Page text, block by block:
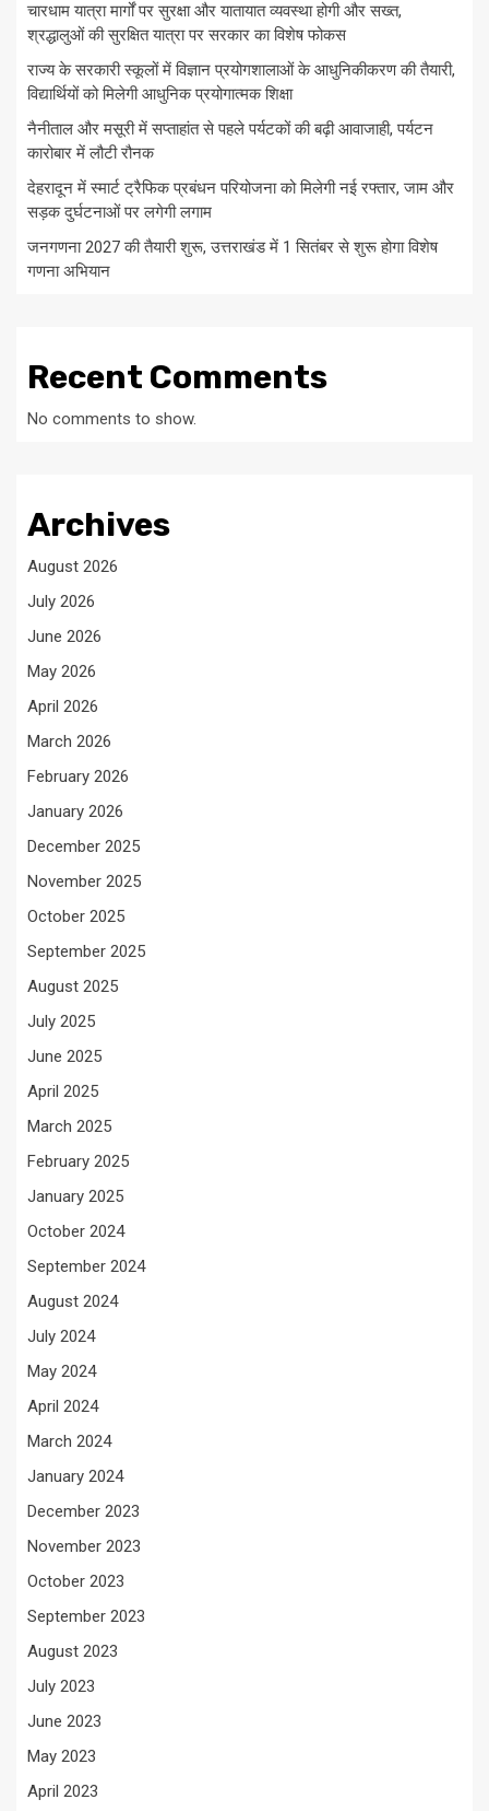
चारधाम यात्रा मार्गों पर सुरक्षा और यातायात व्यवस्था होगी और सख्त,
श्रद्धालुओं की सुरक्षित यात्रा पर सरकार का विशेष फोकस
राज्य के सरकारी स्कूलों में विज्ञान प्रयोगशालाओं के आधुनिकीकरण की तैयारी,
विद्यार्थियों को मिलेगी आधुनिक प्रयोगात्मक शिक्षा
नैनीताल और मसूरी में सप्ताहांत से पहले पर्यटकों की बढ़ी आवाजाही, पर्यटन
कारोबार में लौटी रौनक
देहरादून में स्मार्ट ट्रैफिक प्रबंधन परियोजना को मिलेगी नई रफ्तार, जाम और
सड़क दुर्घटनाओं पर लगेगी लगाम
जनगणना 2027 की तैयारी शुरू, उत्तराखंड में 1 सितंबर से शुरू होगा विशेष
गणना अभियान
Recent Comments
No comments to show.
Archives
August 2026
July 2026
June 2026
May 2026
April 2026
March 2026
February 2026
January 2026
December 2025
November 2025
October 2025
September 2025
August 2025
July 2025
June 2025
April 2025
March 2025
February 2025
January 2025
October 2024
September 2024
August 2024
July 2024
May 2024
April 2024
March 2024
January 2024
December 2023
November 2023
October 2023
September 2023
August 2023
July 2023
June 2023
May 2023
April 2023